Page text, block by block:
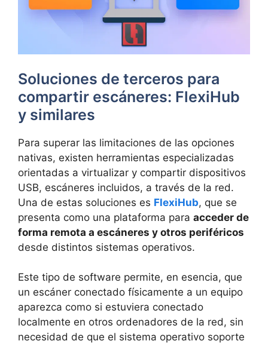
Soluciones de terceros para
compartir escáneres: FlexiHub
y similares
Para superar las limitaciones de las opciones
nativas, existen herramientas especializadas
orientadas a virtualizar y compartir dispositivos
USB, escáneres incluidos, a través de la red.
Una de estas soluciones es FlexiHub, que se
presenta como una plataforma para acceder de
forma remota a escáneres y otros periféricos
desde distintos sistemas operativos.
Este tipo de software permite, en esencia, que
un escáner conectado físicamente a un equipo
aparezca como si estuviera conectado
localmente en otros ordenadores de la red, sin
necesidad de que el sistema operativo soporte